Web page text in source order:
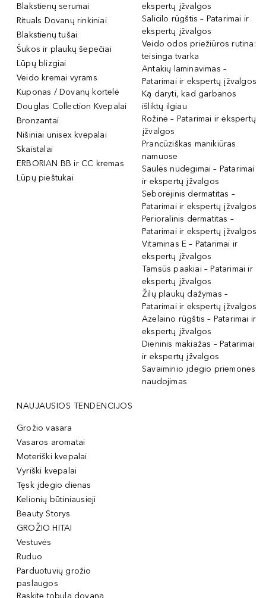
Blakstienų serumai
Rituals Dovanų rinkiniai
Blakstienų tušai
Šukos ir plaukų šepečiai
Lūpų blizgiai
Veido kremai vyrams
Kuponas / Dovanų kortelė
Douglas Collection Kvepalai
Bronzantai
Nišiniai unisex kvepalai
Skaistalai
ERBORIAN BB ir CC kremas
Lūpų pieštukai
ekspertų įžvalgos
Salicilo rūgštis – Patarimai ir
ekspertų įžvalgos
Veido odos priežiūros rutina:
teisinga tvarka
Antakių laminavimas –
Patarimai ir ekspertų įžvalgos
Ką daryti, kad garbanos
išliktų ilgiau
Rožinė – Patarimai ir ekspertų
įžvalgos
Prancūziškas manikiūras
namuose
Saulės nudegimai – Patarimai
ir ekspertų įžvalgos
Seborėjinis dermatitas –
Patarimai ir ekspertų įžvalgos
Perioralinis dermatitas –
Patarimai ir ekspertų įžvalgos
Vitaminas E – Patarimai ir
ekspertų įžvalgos
Tamsūs paakiai – Patarimai ir
ekspertų įžvalgos
Žilų plaukų dažymas –
Patarimai ir ekspertų įžvalgos
Azelaino rūgštis – Patarimai ir
ekspertų įžvalgos
Dieninis makiažas – Patarimai
ir ekspertų įžvalgos
Savaiminio įdegio priemonės
naudojimas
NAUJAUSIOS TENDENCIJOS
Grožio vasara
Vasaros aromatai
Moteriški kvepalai
Vyriški kvepalai
Tęsk įdegio dienas
Kelionių būtiniausieji
Beauty Storys
GROŽIO HITAI
Vestuvės
Ruduo
Parduotuvių grožio
paslaugos